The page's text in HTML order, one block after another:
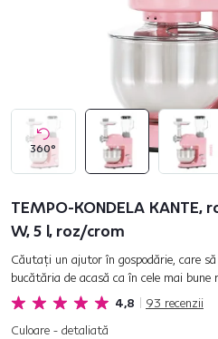
360°
TEMPO-KONDELA
W, 5 l, roz/crom
4,8 93 recenzii
Căutaţi un ajutor în gospodărie, care
bucătăria de acasă ca în cele mai
bucătărie KANTE aceasta nu va fi o
Culoare - detaliată